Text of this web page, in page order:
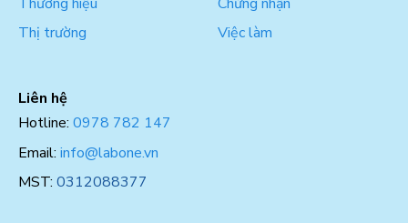
Thị trường
Việc làm
Liên hệ
Hotline: 0978 782 147
Email: info@labone.vn
MST: 0312088377